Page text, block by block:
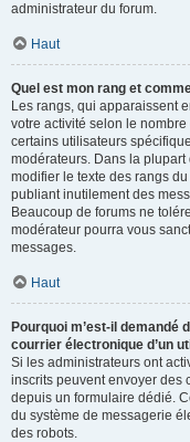
administrateur du forum.
Haut
Quel est mon rang et
Les rangs, qui apparaissent
votre activité selon le
certains utilisateurs
modérateurs. Dans la
modifier le texte des rangs
publiant inutilement des
Beaucoup de forums ne
modérateur pourra vous
messages.
Haut
Pourquoi m’est-il demandé
courrier électronique d’un
Si les administrateurs ont
inscrits peuvent envoyer des
depuis un formulaire dédié.
du système de messagerie
des robots.